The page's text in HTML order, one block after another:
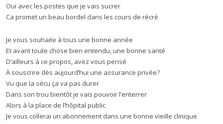
Oui avec les postes que je vais sucrer
Ca promet un beau bordel dans les cours de récré
Je vous souhaite à tous une bonne année
Et avant toute chose bien entendu, une bonne santé
D’ailleurs à ce propos, avez vous pensé
À souscrire dès aujourd’hui une assurance privée?
Vu que la sécu ça va pas durer
Dans son trou bientôt je vais pouvoir l’enterrer
Alors à la place de l’hôpital public
Je vous collerai un abonnement dans une bonne vieille clinique